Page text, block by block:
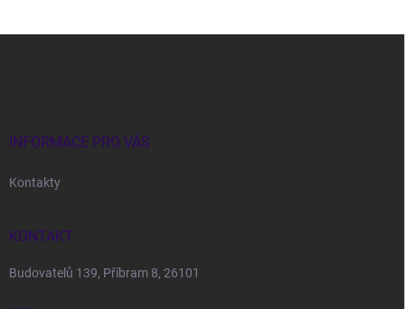
INFORMACE PRO VÁS
Kontakty
KONTAKT
Budovatelů 139, Příbram 8, 26101